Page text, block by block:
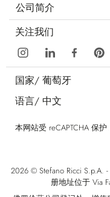
公司简介
关注我们
国家/ 葡萄牙
语言/ 中文
本网站受 reCAPTCHA 保
2026 © Stefano Ricci S.p.A.
册地址位于 Via